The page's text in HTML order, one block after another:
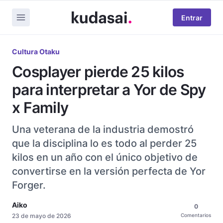
Entrar
Cultura Otaku
Cosplayer pierde 25 kilos
para interpretar a Yor de Spy
x Family
Una veterana de la industria demostró
que la disciplina lo es todo al perder 25
kilos en un año con el único objetivo de
convertirse en la versión perfecta de Yor
Forger.
Aiko
23 de mayo de 2026
0
Comentarios